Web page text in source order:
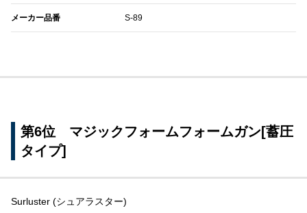
メーカー品番 S-89
第6位 マジックフォームフォームガン[蓄圧
タイプ]
Surluster (シュアラスター)